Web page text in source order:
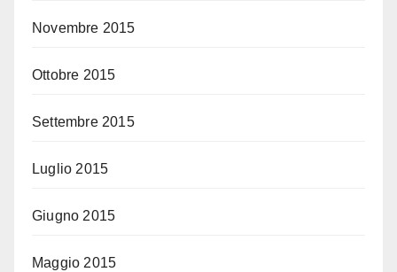
Novembre 2015
Ottobre 2015
Settembre 2015
Luglio 2015
Giugno 2015
Maggio 2015